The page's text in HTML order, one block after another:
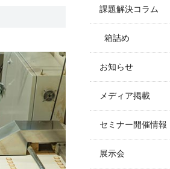
課題解決コラム
箱詰め
お知らせ
メディア掲載
セミナー開催情報
展示会